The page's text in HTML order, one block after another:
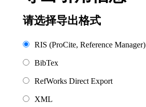
请选择导出格式
RIS (ProCite, Reference Manager)
BibTex
RefWorks Direct Export
XML